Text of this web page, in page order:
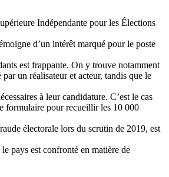
Indépendante pour les Élections
d’un intérêt marqué pour le poste
est frappante. On y trouve notamment
un réalisateur et acteur, tandis que le
à leur candidature. C’est le cas
formulaire pour recueillir les 10 000
électorale lors du scrutin de 2019, est
pays est confronté en matière de